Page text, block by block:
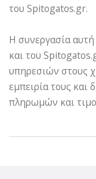
του Spitogatos.gr.
Η συνεργασία
και του
υπηρεσιών στους
εμπειρία τους και
πληρωμών και